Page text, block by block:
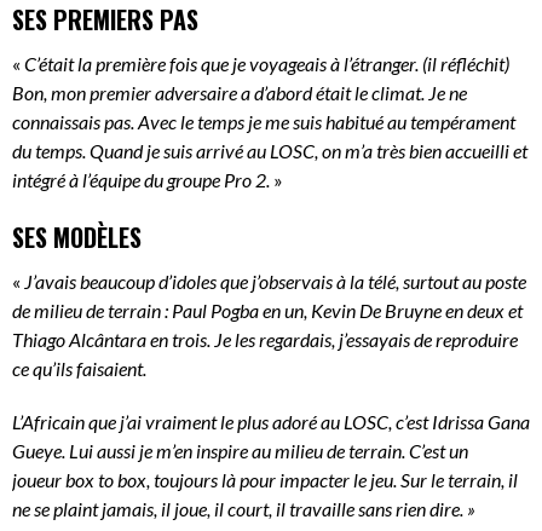
SES PREMIERS PAS
« C’était la première fois que je voyageais à l’étranger. (il réfléchit)
Bon, mon premier adversaire a d’abord était le climat. Je ne
connaissais pas. Avec le temps je me suis habitué au tempérament
du temps. Quand je suis arrivé au LOSC, on m’a très bien accueilli et
intégré à l’équipe du groupe Pro 2. »
SES MODÈLES
« J’avais beaucoup d’idoles que j’observais à la télé, surtout au poste
de milieu de terrain : Paul Pogba en un, Kevin De Bruyne en deux et
Thiago Alcântara en trois. Je les regardais, j’essayais de reproduire
ce qu’ils faisaient.
L’Africain que j’ai vraiment le plus adoré au LOSC, c’est Idrissa Gana
Gueye. Lui aussi je m’en inspire au milieu de terrain. C’est un
joueur box to box, toujours là pour impacter le jeu. Sur le terrain, il
ne se plaint jamais, il joue, il court, il travaille sans rien dire. »